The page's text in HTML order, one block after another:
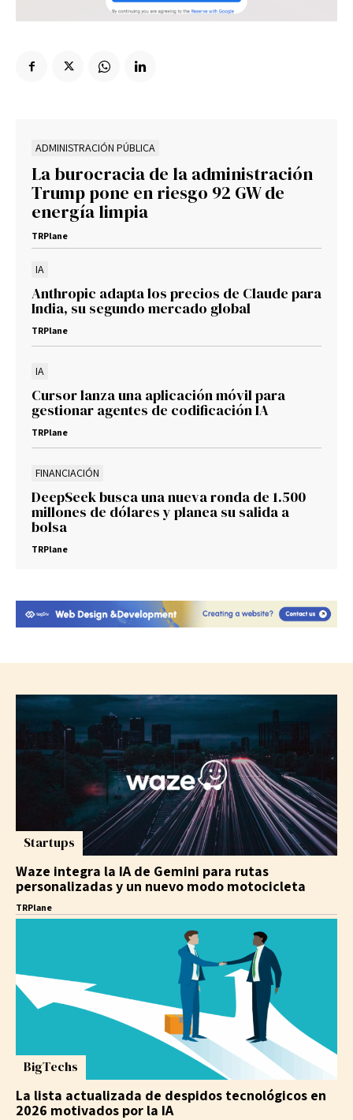
ADMINISTRACIÓN PÚBLICA
La burocracia de la administración
Trump pone en riesgo 92 GW de
energía limpia
TRPlane
IA
Anthropic adapta los precios de Claude para
India, su segundo mercado global
TRPlane
IA
Cursor lanza una aplicación móvil para
gestionar agentes de codificación IA
TRPlane
FINANCIACIÓN
DeepSeek busca una nueva ronda de 1.500
millones de dólares y planea su salida a
bolsa
TRPlane
Startups
Waze integra la IA de Gemini para rutas
personalizadas y un nuevo modo motocicleta
TRPlane
BigTechs
La lista actualizada de despidos tecnológicos en
2026 motivados por la IA